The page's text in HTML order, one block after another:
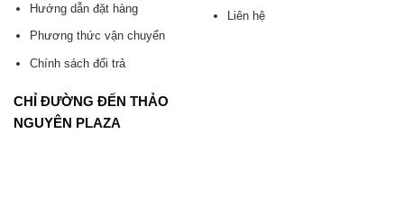
Hướng dẫn đặt hàng
Phương thức vận chuyển
Chính sách đổi trả
Liên hệ
CHỈ ĐƯỜNG ĐẾN THẢO
NGUYÊN PLAZA